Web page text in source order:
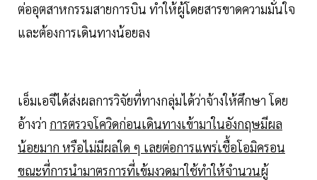
ต่ออุตสาหกรรมสายการบิน ทำให้ผู้โดยสารขาดความมั่นใจ
และต้องการเดินทางน้อยลง
เอ็มเอจีได้ส่งผลการวิจัยที่ทางกลุ่มได้ว่าจ้างให้ศึกษา โดย
อ้างว่า การตรวจโควิดก่อนเดินทางเข้ามาในอังกฤษมีผล
น้อยมาก หรือไม่มีผลใด ๆ เลยต่อการแพร่เชื้อโอมิครอน
ขณะที่การนำมาตรการที่เข้มงวดมาใช้ทำให้จำนวนผู้